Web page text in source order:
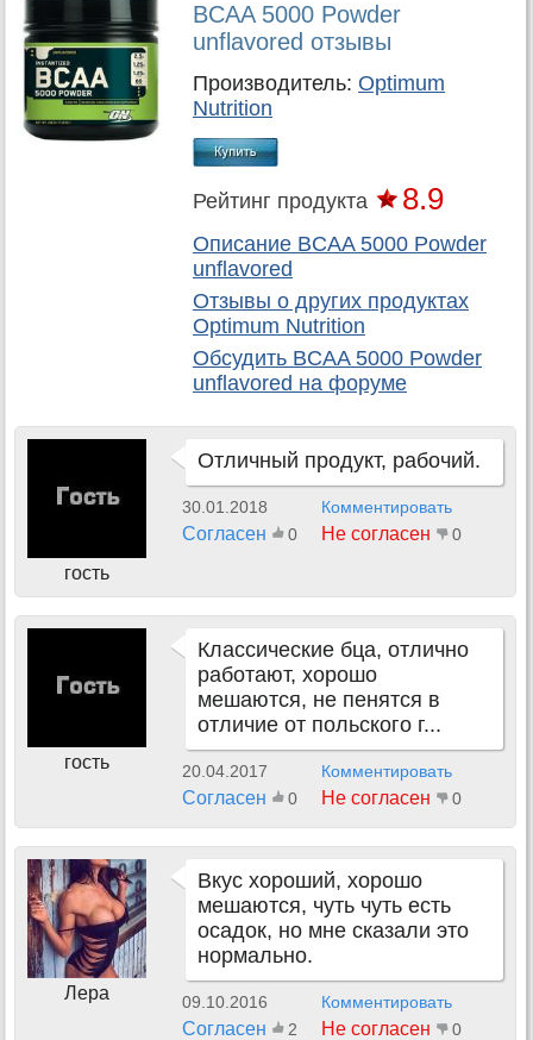
BCAA 5000 Powder
unflavored отзывы
Производитель: Optimum
Nutrition
Рейтинг продукта 8.9
Описание BCAA 5000 Powder
unflavored
Отзывы о других продуктах
Optimum Nutrition
Обсудить BCAA 5000 Powder
unflavored на форуме
гость
Отличный продукт, рабочий.
30.01.2018 Комментировать
Согласен 0 Не согласен 0
гость
Классические бца, отлично
работают, хорошо
мешаются, не пенятся в
отличие от польского г...
20.04.2017 Комментировать
Согласен 0 Не согласен 0
Лера
Вкус хороший, хорошо
мешаются, чуть чуть есть
осадок, но мне сказали это
нормально.
09.10.2016 Комментировать
Согласен 2 Не согласен 0